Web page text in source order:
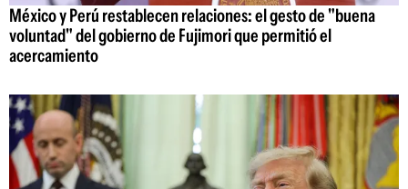
México y Perú restablecen relaciones: el gesto de "buena
voluntad" del gobierno de Fujimori que permitió el
acercamiento